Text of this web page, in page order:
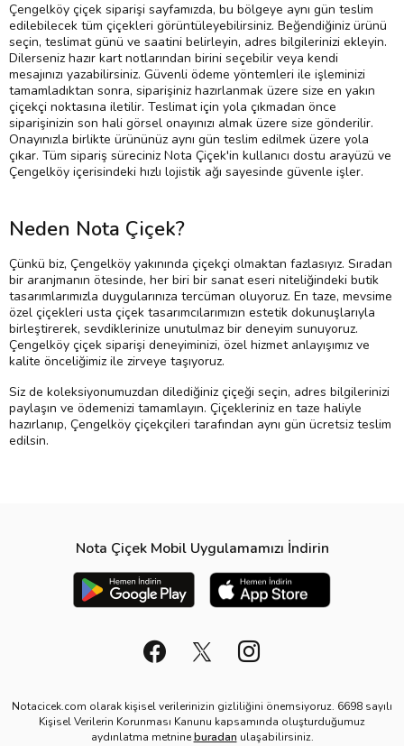
Çengelköy çiçek siparişi sayfamızda, bu bölgeye aynı gün teslim
edilebilecek tüm çiçekleri görüntüleyebilirsiniz. Beğendiğiniz ürünü
seçin, teslimat günü ve saatini belirleyin, adres bilgilerinizi ekleyin.
Dilerseniz hazır kart notlarından birini seçebilir veya kendi
mesajınızı yazabilirsiniz. Güvenli ödeme yöntemleri ile işleminizi
tamamladıktan sonra, siparişiniz hazırlanmak üzere size en yakın
çiçekçi noktasına iletilir. Teslimat için yola çıkmadan önce
siparişinizin son hali görsel onayınızı almak üzere size gönderilir.
Onayınızla birlikte ürününüz aynı gün teslim edilmek üzere yola
çıkar. Tüm sipariş süreciniz Nota Çiçek'in kullanıcı dostu arayüzü ve
Çengelköy içerisindeki hızlı lojistik ağı sayesinde güvenle işler.
Neden Nota Çiçek?
Çünkü biz, Çengelköy yakınında çiçekçi olmaktan fazlasıyız. Sıradan
bir aranjmanın ötesinde, her biri bir sanat eseri niteliğindeki butik
tasarımlarımızla duygularınıza tercüman oluyoruz. En taze, mevsime
özel çiçekleri usta çiçek tasarımcılarımızın estetik dokunuşlarıyla
birleştirerek, sevdiklerinize unutulmaz bir deneyim sunuyoruz.
Çengelköy çiçek siparişi deneyiminizi, özel hizmet anlayışımız ve
kalite önceliğimiz ile zirveye taşıyoruz.
Siz de koleksiyonumuzdan dilediğiniz çiçeği seçin, adres bilgilerinizi
paylaşın ve ödemenizi tamamlayın. Çiçekleriniz en taze haliyle
hazırlanıp, Çengelköy çiçekçileri tarafından aynı gün ücretsiz teslim
edilsin.
Nota Çiçek Mobil Uygulamamızı İndirin
Notacicek.com olarak kişisel verilerinizin gizliliğini önemsiyoruz. 6698 sayılı
Kişisel Verilerin Korunması Kanunu kapsamında oluşturduğumuz
aydınlatma metnineburadan ulaşabilirsiniz.